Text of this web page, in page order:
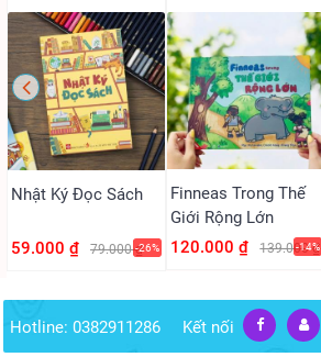
Nhật Ký Đọc Sách
59.000 ₫ 79.000 ₫-26%
Finneas Trong Thế
Giới Rộng Lớn
120.000 ₫
139.000 ₫
-14%
Hotline: 0382911286 Kết nối